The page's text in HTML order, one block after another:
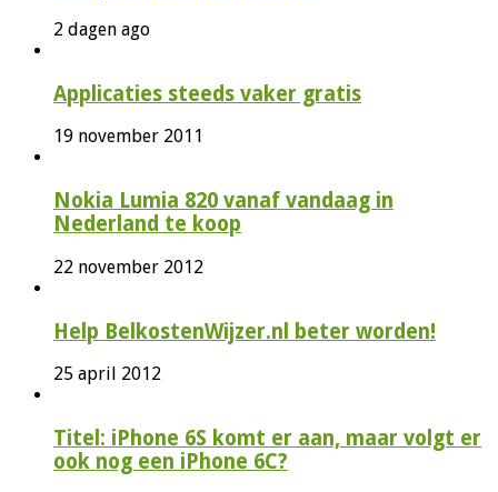
2 dagen ago
Applicaties steeds vaker gratis
19 november 2011
Nokia Lumia 820 vanaf vandaag in
Nederland te koop
22 november 2012
Help BelkostenWijzer.nl beter worden!
25 april 2012
Titel: iPhone 6S komt er aan, maar volgt er
ook nog een iPhone 6C?